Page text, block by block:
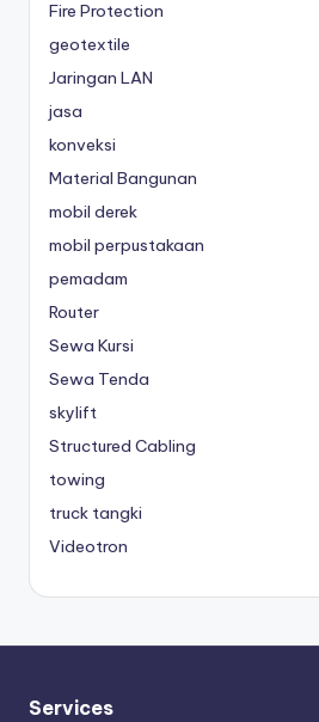
Fire Protection
geotextile
Jaringan LAN
jasa
konveksi
Material Bangunan
mobil derek
mobil perpustakaan
pemadam
Router
Sewa Kursi
Sewa Tenda
skylift
Structured Cabling
towing
truck tangki
Videotron
Services